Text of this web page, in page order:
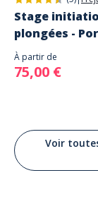
Stage
plongées -
À partir de
75,00 €
Voir